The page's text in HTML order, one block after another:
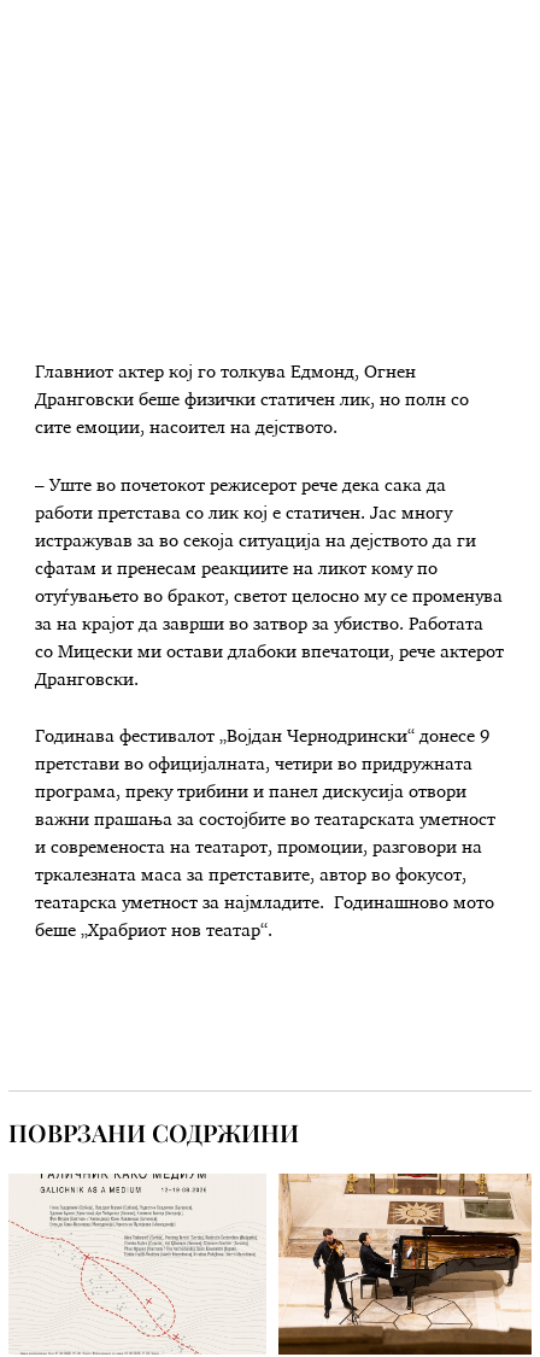
Главниот актер кој го толкува Едмонд, Огнен
Дранговски беше физички статичен лик, но полн со
сите емоции, насоител на дејството.
– Уште во почетокот режисерот рече дека сака да
работи претстава со лик кој е статичен. Јас многу
истражував за во секоја ситуација на дејството да ги
сфатам и пренесам реакциите на ликот кому по
отуѓувањето во бракот, светот целосно му се променува
за на крајот да заврши во затвор за убиство. Работата
со Мицески ми остави длабоки впечатоци, рече актерот
Дранговски.
Годинава фестивалот „Војдан Чернодрински“ донесе 9
претстави во официјалната, четири во придружната
програма, преку трибини и панел дискусија отвори
важни прашања за состојбите во театарската уметност
и современоста на театарот, промоции, разговори на
тркалезната маса за претставите, автор во фокусот,
театарска уметност за најмладите. Годинашново мото
беше „Храбриот нов театар“.
ПОВРЗАНИ СОДРЖИНИ